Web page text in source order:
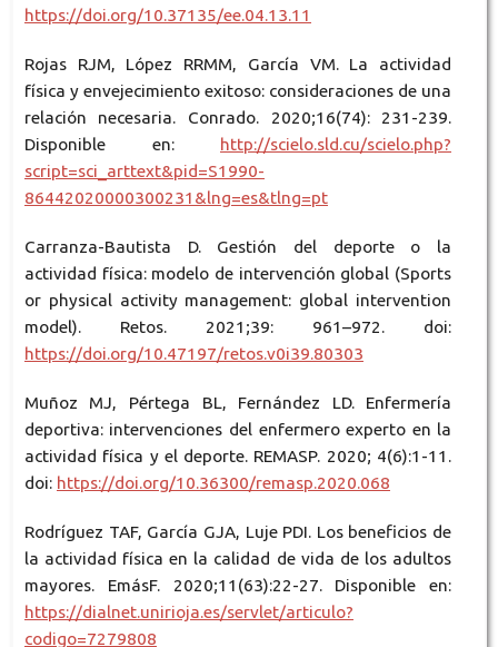
https://doi.org/10.37135/ee.04.13.11
Rojas RJM, López RRMM, García VM. La actividad
física y envejecimiento exitoso: consideraciones de una
relación necesaria. Conrado. 2020;16(74): 231-239.
Disponible en: http://scielo.sld.cu/scielo.php?
script=sci_arttext&pid=S1990-
86442020000300231&lng=es&tlng=pt
Carranza-Bautista D. Gestión del deporte o la
actividad física: modelo de intervención global (Sports
or physical activity management: global intervention
model). Retos. 2021;39: 961–972. doi:
https://doi.org/10.47197/retos.v0i39.80303
Muñoz MJ, Pértega BL, Fernández LD. Enfermería
deportiva: intervenciones del enfermero experto en la
actividad física y el deporte. REMASP. 2020; 4(6):1-11.
doi: https://doi.org/10.36300/remasp.2020.068
Rodríguez TAF, García GJA, Luje PDI. Los beneficios de
la actividad física en la calidad de vida de los adultos
mayores. EmásF. 2020;11(63):22-27. Disponible en:
https://dialnet.unirioja.es/servlet/articulo?
codigo=7279808